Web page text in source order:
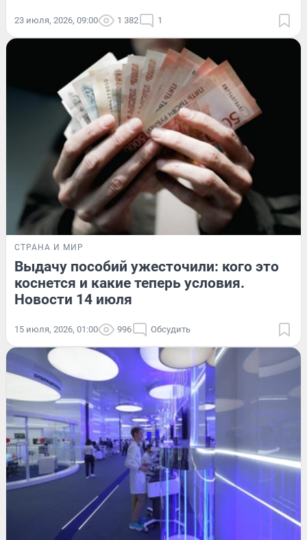
23 июля, 2026, 09:00 1 382 1
СТРАНА И МИР
Выдачу пособий ужесточили: кого это
коснется и какие теперь условия.
Новости 14 июля
15 июля, 2026, 01:00 996 Обсудить